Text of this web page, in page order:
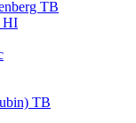
ТВ
HI
ТВ